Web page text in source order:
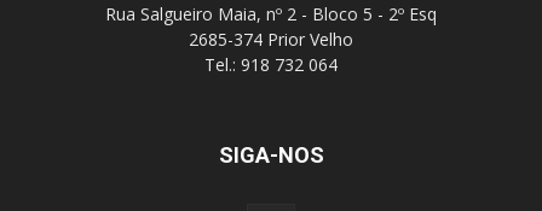
Rua Salgueiro Maia, nº 2 - Bloco 5 - 2º Esq
2685-374 Prior Velho
Tel.: 918 732 064
SIGA-NOS